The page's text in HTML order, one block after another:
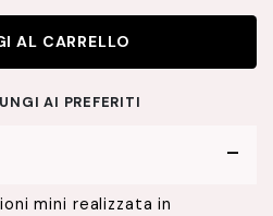
AL CARRELLO
AI PREFERITI
mini realizzata in